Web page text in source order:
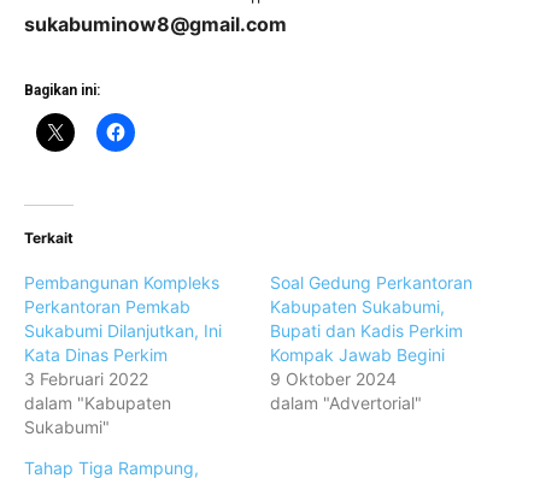
sukabuminow8@gmail.com
Bagikan ini:
Terkait
Pembangunan Kompleks
Perkantoran Pemkab
Sukabumi Dilanjutkan, Ini
Kata Dinas Perkim
3 Februari 2022
dalam "Kabupaten
Sukabumi"
Soal Gedung Perkantoran
Kabupaten Sukabumi,
Bupati dan Kadis Perkim
Kompak Jawab Begini
9 Oktober 2024
dalam "Advertorial"
Tahap Tiga Rampung,